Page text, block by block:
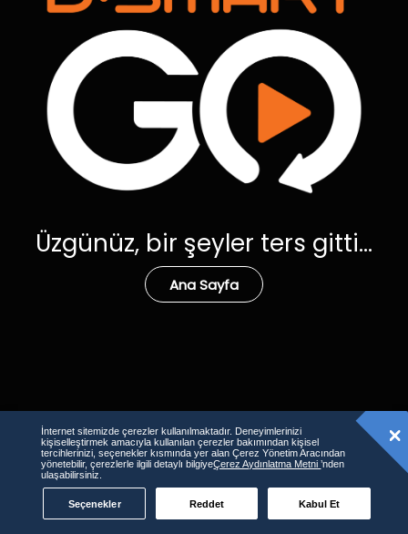
Üzgünüz, bir şeyler ters gitti...
Ana Sayfa
İnternet sitemizde çerezler kullanılmaktadır. Deneyimlerinizi
kişiselleştirmek amacıyla kullanılan çerezler bakımından kişisel
tercihlerinizi, seçenekler kısmında yer alan Çerez Yönetim Aracından
yönetebilir, çerezlerle ilgili detaylı bilgiyeÇerez Aydınlatma Metni’nden
ulaşabilirsiniz.
Seçenekler Reddet Kabul Et